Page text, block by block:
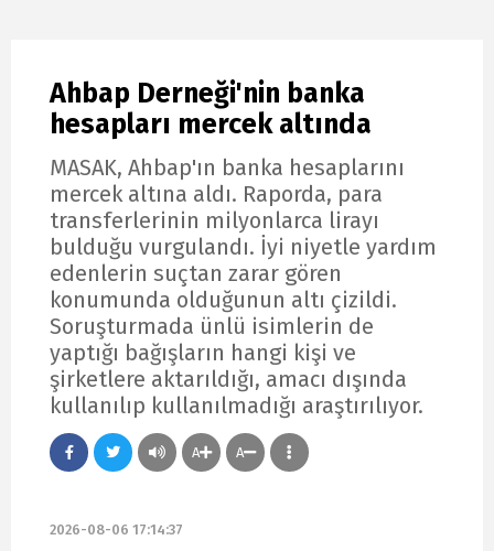
Ahbap Derneği'nin banka
hesapları mercek altında
MASAK, Ahbap'ın banka hesaplarını
mercek altına aldı. Raporda, para
transferlerinin milyonlarca lirayı
bulduğu vurgulandı. İyi niyetle yardım
edenlerin suçtan zarar gören
konumunda olduğunun altı çizildi.
Soruşturmada ünlü isimlerin de
yaptığı bağışların hangi kişi ve
şirketlere aktarıldığı, amacı dışında
kullanılıp kullanılmadığı araştırılıyor.
A A
2026-08-06 17:14:37